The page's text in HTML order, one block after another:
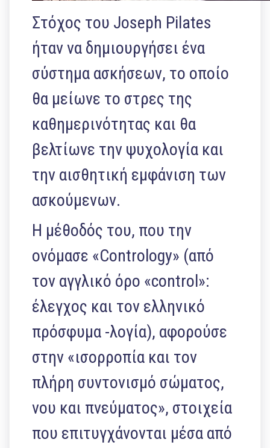
Στόχος του Joseph Pilates
ήταν να δημιουργήσει ένα
σύστημα ασκήσεων, το οποίο
θα μείωνε το στρες της
καθημερινότητας και θα
βελτίωνε την ψυχολογία και
την αισθητική εμφάνιση των
ασκούμενων.
Η μέθοδός του, που την
ονόμασε «Contrology» (από
τον αγγλικό όρο «control»:
έλεγχος και τον ελληνικό
πρόσφυμα -λογία), αφορούσε
στην «ισορροπία και τον
πλήρη συντονισμό σώματος,
νου και πνεύματος», στοιχεία
που επιτυγχάνονται μέσα από